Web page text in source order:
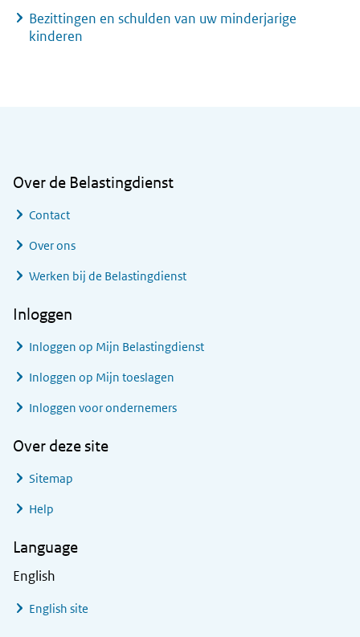
Bezittingen en schulden van uw minderjarige
kinderen
Over de Belastingdienst
Contact
Over ons
Werken bij de Belastingdienst
Inloggen
Inloggen op Mijn Belastingdienst
Inloggen op Mijn toeslagen
Inloggen voor ondernemers
Over deze site
Sitemap
Help
Language
English
English site